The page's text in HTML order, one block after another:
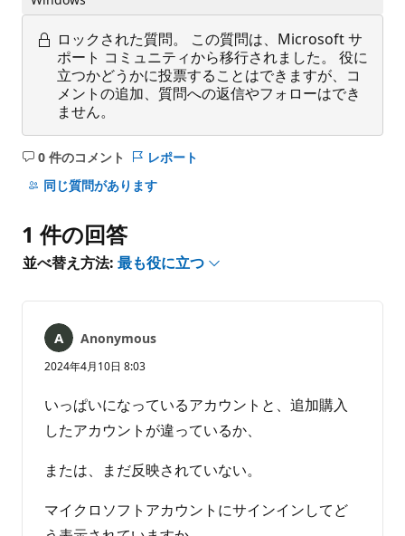
ロックされた質問。
この質問は、Microsoft サ
ポート コミュニティから移行されました。 役に
立つかどうかに投票することはできますが、コ
メントの追加、質問への返信やフォローはでき
ません。
0 件のコメント
コ
メ
は
あ
ま
ん
レポート
同じ質問があります
1 件の回答
並べ替え方法: 最も役に立つ
Anonymous
2024年4月10日 8:03
いっぱいになっているアカウントと、追加購入
したアカウントが違っているか、
または、まだ反映されていない。
マイクロソフトアカウントにサインインしてど